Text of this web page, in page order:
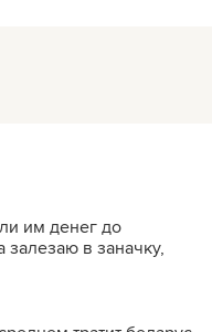
им денег до
залезаю в заначку,